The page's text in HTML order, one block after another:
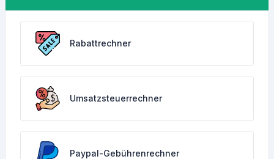
Rabattrechner
Umsatzsteuerrechner
Paypal-Gebührenrechner